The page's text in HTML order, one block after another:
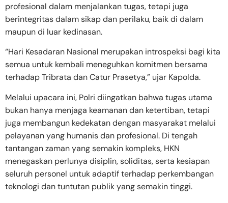
profesional dalam menjalankan tugas, tetapi juga
berintegritas dalam sikap dan perilaku, baik di dalam
maupun di luar kedinasan.
“Hari Kesadaran Nasional merupakan introspeksi bagi kita
semua untuk kembali meneguhkan komitmen bersama
terhadap Tribrata dan Catur Prasetya,” ujar Kapolda.
Melalui upacara ini, Polri diingatkan bahwa tugas utama
bukan hanya menjaga keamanan dan ketertiban, tetapi
juga membangun kedekatan dengan masyarakat melalui
pelayanan yang humanis dan profesional. Di tengah
tantangan zaman yang semakin kompleks, HKN
menegaskan perlunya disiplin, soliditas, serta kesiapan
seluruh personel untuk adaptif terhadap perkembangan
teknologi dan tuntutan publik yang semakin tinggi.